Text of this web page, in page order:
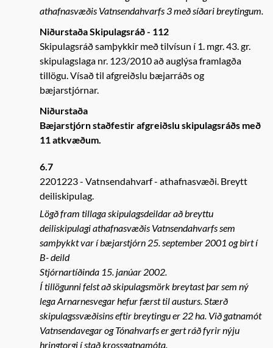
athafnasvæðis Vatnsendahvarfs 3 með síðari breytingum.
Niðurstaða Skipulagsráð - 112
Skipulagsráð samþykkir með tilvísun í 1. mgr. 43. gr.
skipulagslaga nr. 123/2010 að auglýsa framlagða
tillögu. Vísað til afgreiðslu bæjarráðs og
bæjarstjórnar.
Niðurstaða
Bæjarstjórn staðfestir afgreiðslu skipulagsráðs með
11 atkvæðum.
6.7
2201223
Vatnsendahvarf - athafnasvæði. Breytt
deiliskipulag.
Lögð fram tillaga skipulagsdeildar að breyttu
deiliskipulagi athafnasvæðis Vatnsendahvarfs sem
samþykkt var í bæjarstjórn 25. september 2001 og birt í
B- deild
Stjórnartíðinda 15. janúar 2002.
Í tillögunni felst að skipulagsmörk breytast þar sem ný
lega Arnarnesvegar hefur færst til austurs. Stærð
skipulagssvæðisins eftir breytingu er 22 ha. Við gatnamót
Vatnsendavegar og Tónahvarfs er gert ráð fyrir nýju
hringtorgi í stað krossgatnamóta.